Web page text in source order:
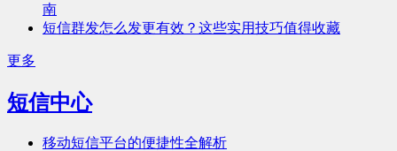
南
短信群发怎么发更有效？这些实用技巧值得收藏
更多
短信中心
移动短信平台的便捷性全解析